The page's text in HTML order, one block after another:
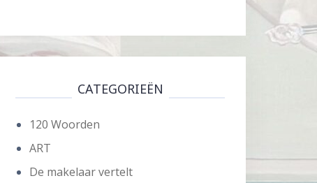
CATEGORIEËN
120 Woorden
ART
De makelaar vertelt